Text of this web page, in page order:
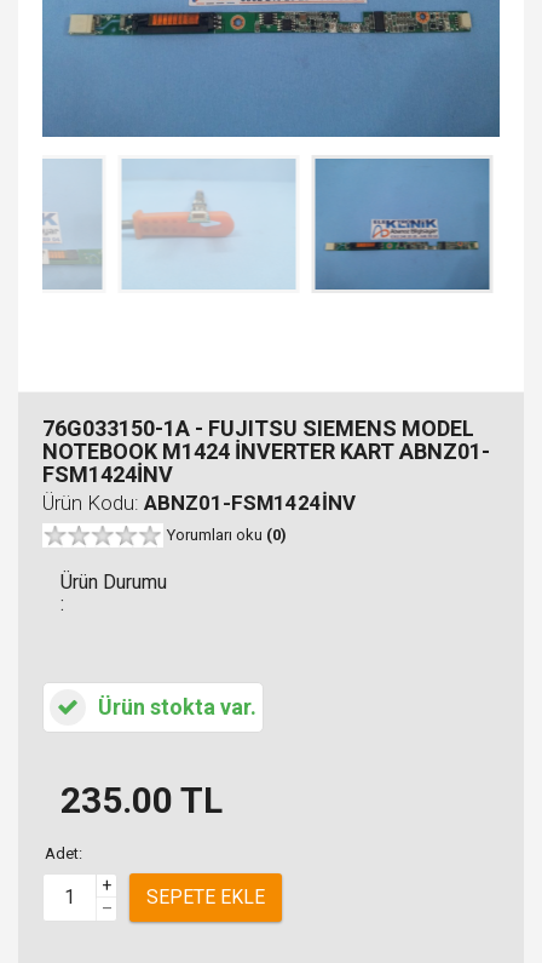
76G033150-1A - FUJITSU SIEMENS MODEL
NOTEBOOK M1424 İNVERTER KART ABNZ01-
FSM1424İNV
Ürün Kodu: ABNZ01-FSM1424İNV
Yorumları oku (0)
Ürün Durumu
:
Ürün stokta var.
235.00 TL
Adet:
+
–
SEPETE EKLE